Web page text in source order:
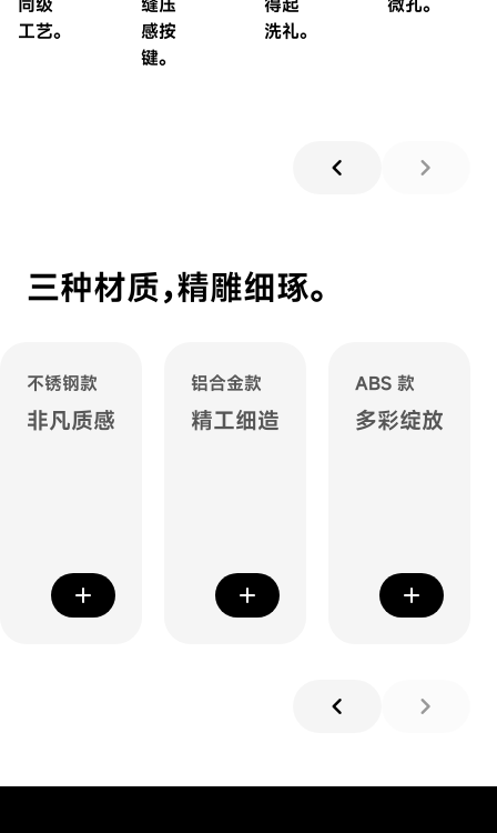
工艺。
感按
键。
洗礼。
chevron_left chevron_right
三种材质，精雕细琢。
不锈钢款
非凡质感
add
铝合金款
精工细造
add
ABS 款
多彩绽放
add
chevron_left chevron_right